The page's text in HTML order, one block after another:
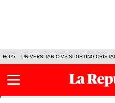
HOY UNIVERSITARIO VS SPORTING CRISTAL